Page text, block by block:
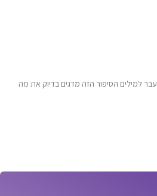
למילים הסיפור הזה מדגים בדיוק את מה